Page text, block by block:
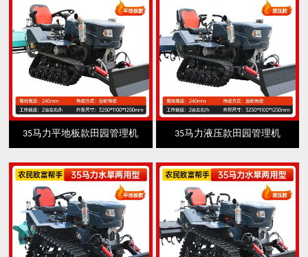
35马力平地板款田园管理机 35马力液压款田园管理机